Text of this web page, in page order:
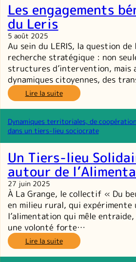
Les engagements
du Leris
5 août 2025
Au sein du LERIS, la question
recherche stratégique : non
structures d’intervention, mais
dynamiques citoyennes, des
Lire la suite:
Les
engagements
bénévoles
au
travaux
du
Leris
Dynamiques territoriales, de
dans un tiers-lieu sociocrate
Un Tiers-lieu
autour de
27 juin 2025
À La Grange, le collectif « Du
en milieu rural, qui
l’alimentation qui mêle
une volonté forte…
Lire la suite:
Un
Tiers-